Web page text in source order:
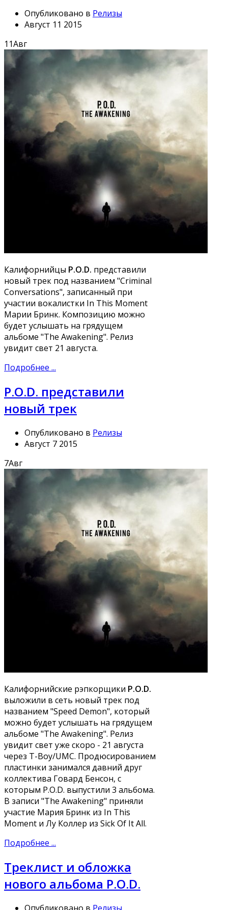
Опубликовано в Релизы
Август 11 2015
11Авг
Калифорнийцы P.O.D. представили
новый трек под названием "Criminal
Conversations", записанный при
участии вокалистки In This Moment
Марии Бринк. Композицию можно
будет услышать на грядущем
альбоме "The Awakening". Релиз
увидит свет 21 августа.
Подробнее ...
P.O.D. представили
новый трек
Опубликовано в Релизы
Август 7 2015
7Авг
Калифорнийские рэпкорщики P.O.D.
выложили в сеть новый трек под
названием "Speed Demon", который
можно будет услышать на грядущем
альбоме "The Awakening". Релиз
увидит свет уже скоро - 21 августа
через T-Boy/UMC. Продюсированием
пластинки занимался давний друг
коллектива Говард Бенсон, с
которым P.O.D. выпустили 3 альбома.
В записи "The Awakening" приняли
участие Мария Бринк из In This
Moment и Лу Коллер из Sick Of It All.
Подробнее ...
Треклист и обложка
нового альбома P.O.D.